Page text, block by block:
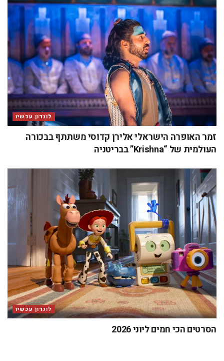
לונדון עכשיו
זמר האופרה הישראלי אלירן קדוסי משתתף בבכורה
העולמית של “Krishna” בבריטניה
לונדון עכשיו
הסרטים הכי חמים ליוני 2026